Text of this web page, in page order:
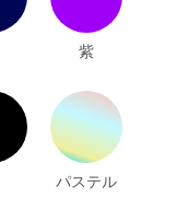
紫
パステル